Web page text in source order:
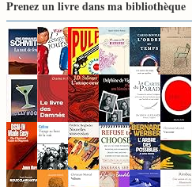
Prenez un livre dans ma bibliothèque